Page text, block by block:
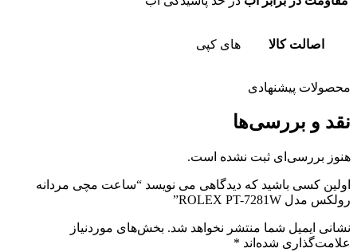
اصالت کالا های کپی
محصولات پیشنهادی
نقد و بررسی‌ها
هنوز بررسی‌ای ثبت نشده است.
اولین کسی باشید که دیدگاهی می نویسد “ساعت مچی مردانه
رولکس مدل ROLEX PT-7281W”
نشانی ایمیل شما منتشر نخواهد شد. بخش‌های موردنیاز
علامت‌گذاری شده‌اند *